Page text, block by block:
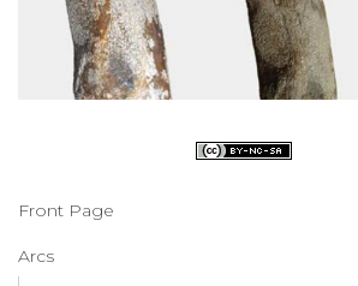
Front Page
Arcs